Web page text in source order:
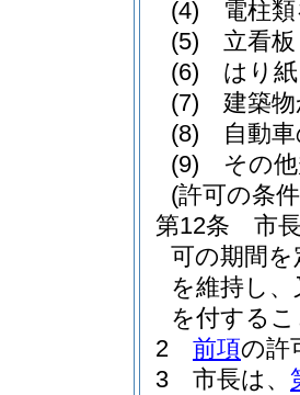
(4)
電柱
(5)
立看板
(6)
はり
(7)
建築
(8)
自動
(9)
その
(許可の条
第12条
市
可の期間
を維持し
を付する
2
前項の許
3
市長は、